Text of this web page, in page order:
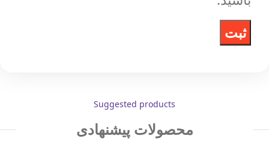
Suggested products
محصولات پیشنهادی